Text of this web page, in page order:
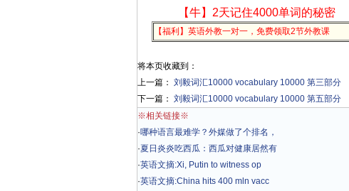
【牛】2天记住4000单词的秘密
【福利】英语外教一对一，免费领取2节外教课
将本页收藏到：
上一篇： 刘毅词汇10000 vocabulary 10000 第三部分
下一篇： 刘毅词汇10000 vocabulary 10000 第五部分
※相关链接※
·哪种语言最难学？外媒做了个排名，
·夏日炎炎吃西瓜：西瓜对健康居然有
·英语文摘:Xi, Putin to witness op
·英语文摘:China hits 400 mln vacc